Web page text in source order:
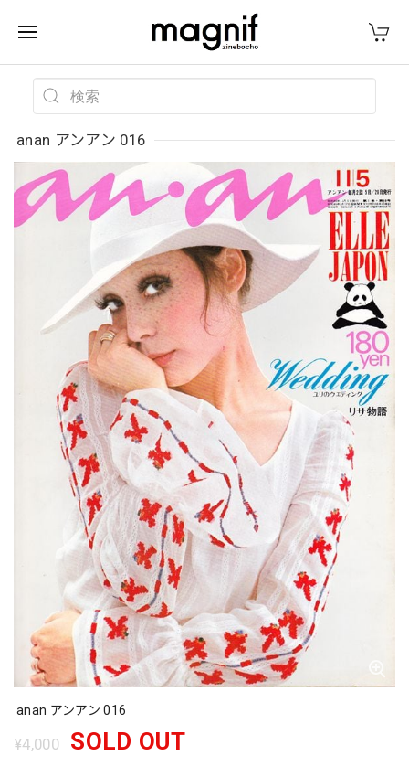
anan アンアン 016
anan アンアン 016
¥4,000 SOLD OUT